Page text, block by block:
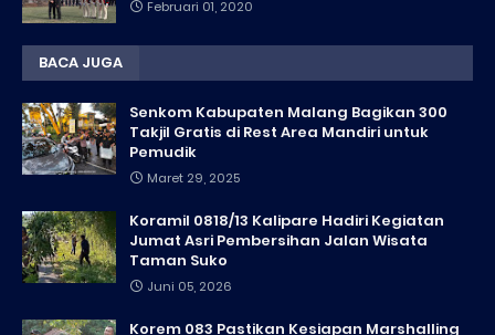
Februari 01, 2020
BACA JUGA
Senkom Kabupaten Malang Bagikan 300
Takjil Gratis di Rest Area Mandiri untuk
Pemudik
Maret 29, 2025
Koramil 0818/13 Kalipare Hadiri Kegiatan
Jumat Asri Pembersihan Jalan Wisata
Taman Suko
Juni 05, 2026
Korem 083 Pastikan Kesiapan Marshalling